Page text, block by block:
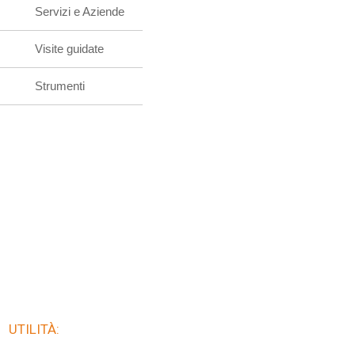
Servizi e Aziende
Visite guidate
Strumenti
UTILITÀ: